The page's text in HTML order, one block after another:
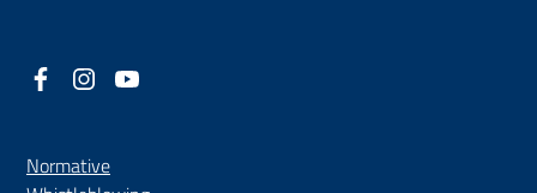
Facebook
(nuova scheda - new tab)
Instagram
(nuova scheda - new tab)
Normative